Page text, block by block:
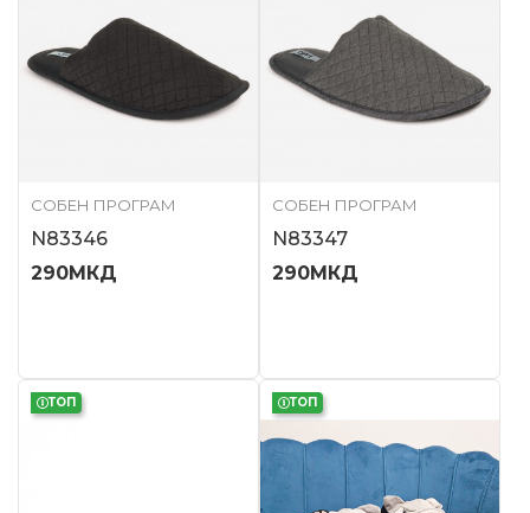
СОБЕН ПРОГРАМ
N83346
290МКД
СОБЕН ПРОГРАМ
N83347
290МКД
ТОП ТОП